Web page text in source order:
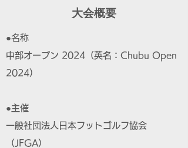
大会概要
●名称
中部オープン 2024（英名：Chubu Open
2024）
●主催
一般社団法人日本フットゴルフ協会
（JFGA）